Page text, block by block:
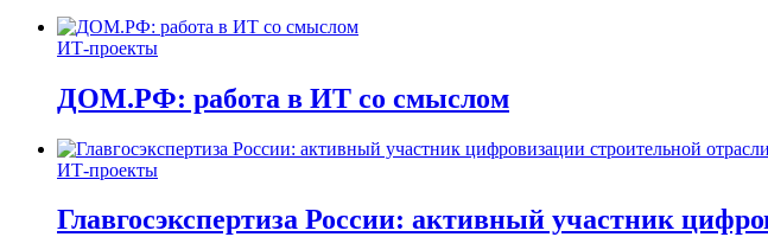
ИТ-проекты
ДОМ.РФ: работа в ИТ со смыслом
ИТ-проекты
Главгосэкспертиза России: активный участник